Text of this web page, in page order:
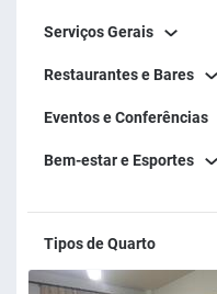
Serviços Gerais
Restaurantes e Bares
Eventos e Conferências
Bem-estar e Esportes
Tipos de Quarto